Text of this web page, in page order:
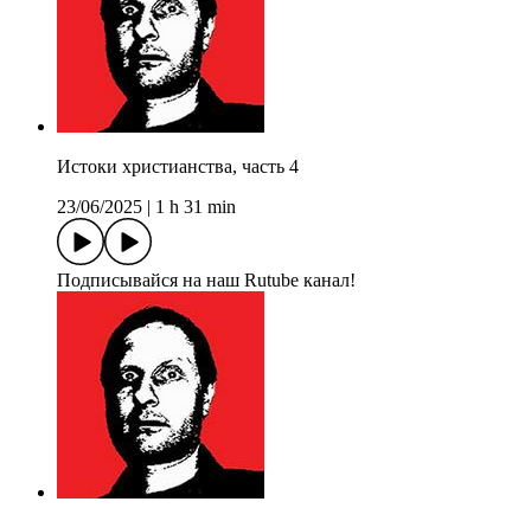
Истоки христианства, часть 4
23/06/2025
1 h 31 min
Подписывайся на наш Rutube канал!